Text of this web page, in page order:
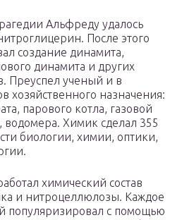
Альфреду удалось
После этого
создание динамита,
динамита и других
Преуспел ученый и в
хозяйственного назначения:
парового котла, газовой
водомера. Химик сделал 355
биологии, химии, оптики,
химический состав
и нитроцеллюлозы. Каждое
популяризировал с помощью